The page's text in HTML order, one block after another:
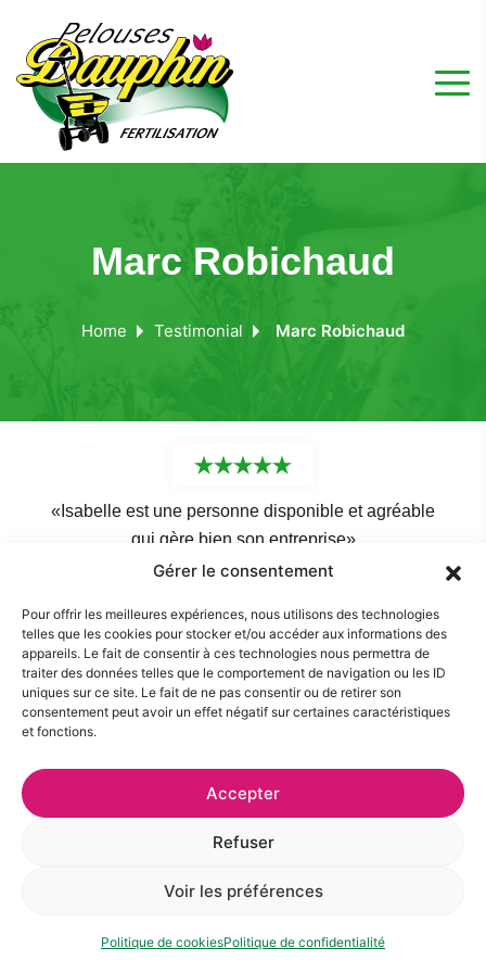
Gérer le consentement
Pour offrir les meilleures expériences, nous utilisons des technologies
telles que les cookies pour stocker et/ou accéder aux informations des
appareils. Le fait de consentir à ces technologies nous permettra de
traiter des données telles que le comportement de navigation ou les ID
uniques sur ce site. Le fait de ne pas consentir ou de retirer son
consentement peut avoir un effet négatif sur certaines caractéristiques
et fonctions.
Accepter
Refuser
Voir les préférences
Politique de cookiesPolitique de confidentialité
Marc Robichaud
Home Testimonial Marc Robichaud
«Isabelle est une personne disponible et agréable
qui gère bien son entreprise»
Marc Robichaud